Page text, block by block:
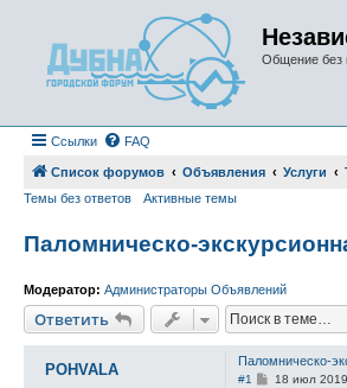
Общение без
Ссылки FAQ
Список форумов Объявления Услуги
Темы без ответов
Активные темы
Паломническо-
Модератор: Администраторы Объявлений
Ответить
POHVALA Паломническо-
#1
С18 июл